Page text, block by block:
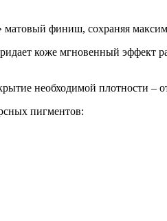
матовый финиш, сохраняя
коже мгновенный эффект
необходимой плотности –
пигментов: